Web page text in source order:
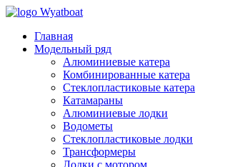
Главная
Модельный ряд
Алюминиевые катера
Комбинированные катера
Стеклопластиковые катера
Катамараны
Алюминиевые лодки
Водометы
Стеклопластиковые лодки
Трансформеры
Лодки с мотором